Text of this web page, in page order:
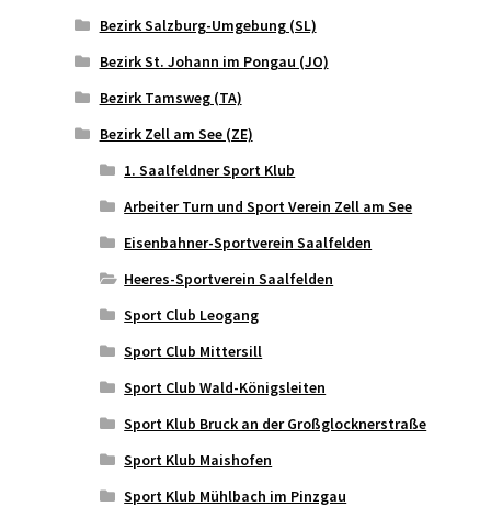
Bezirk Salzburg-Umgebung (SL)
Bezirk St. Johann im Pongau (JO)
Bezirk Tamsweg (TA)
Bezirk Zell am See (ZE)
1. Saalfeldner Sport Klub
Arbeiter Turn und Sport Verein Zell am See
Eisenbahner-Sportverein Saalfelden
Heeres-Sportverein Saalfelden
Sport Club Leogang
Sport Club Mittersill
Sport Club Wald-Königsleiten
Sport Klub Bruck an der Großglocknerstraße
Sport Klub Maishofen
Sport Klub Mühlbach im Pinzgau